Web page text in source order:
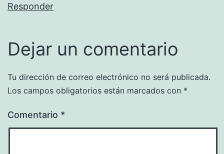
Responder
Dejar un comentario
Tu dirección de correo electrónico no será publicada.
Los campos obligatorios están marcados con *
Comentario *